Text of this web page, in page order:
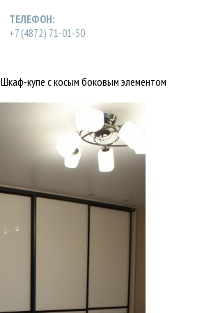
ТЕЛЕФОН:
+7 (4872) 71-01-50
Шкаф-купе с косым боковым элементом